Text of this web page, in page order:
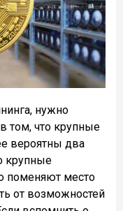
нужно
том, что крупные
вероятны два
крупные
поменяют место
от возможностей